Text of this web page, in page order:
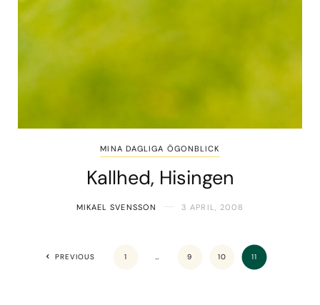
MINA DAGLIGA ÖGONBLICK
Kallhed, Hisingen
MIKAEL SVENSSON 3 APRIL, 2008
PREVIOUS 1 … 9 10 11